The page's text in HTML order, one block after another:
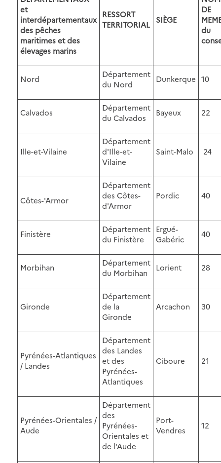
et
interdépartementaux
des pêches
maritimes et des
élevages marins
RESSORT
TERRITORIAL
SIÈGE
DE
du
Nord
Département
du Nord
Dunkerque 10
Calvados
Département
du Calvados
Bayeux 22
Ille-et-Vilaine
Département
d'Ille-et-
Vilaine
Saint-Malo 24
Côtes-'Armor
Département
des Côtes-
d'Armor
Pordic 40
Finistère
Département
du Finistère
Ergué-
Gabéric
40
Morbihan
Département
du Morbihan
Lorient 28
Gironde
Département
de la
Gironde
Arcachon 30
Pyrénées-Atlantiques
/ Landes
Département
des Landes
et des
Pyrénées-
Atlantiques
Ciboure 21
Pyrénées-Orientales /
Aude
Département
des
Pyrénées-
Orientales et
de l'Aude
Port-
Vendres
12